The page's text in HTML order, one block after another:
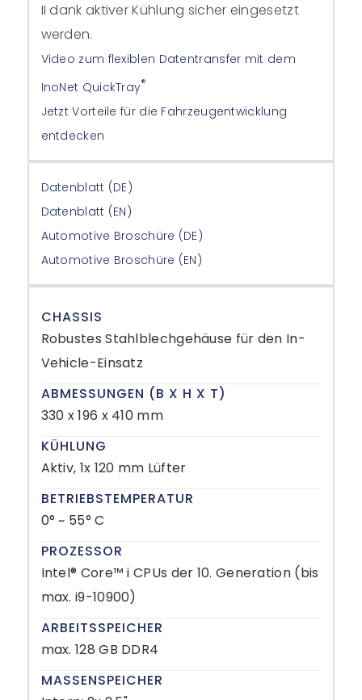
II dank aktiver Kühlung sicher eingesetzt
werden.
Video zum flexiblen Datentransfer mit dem
InoNet QuickTray®
Jetzt Vorteile für die Fahrzeugentwicklung
entdecken
Datenblatt (DE)
Datenblatt (EN)
Automotive Broschüre (DE)
Automotive Broschüre (EN)
CHASSIS
Robustes Stahlblechgehäuse für den In-
Vehicle-Einsatz
ABMESSUNGEN (B X H X T)
330 x 196 x 410 mm
KÜHLUNG
Aktiv, 1x 120 mm Lüfter
BETRIEBSTEMPERATUR
0° ~ 55° C
PROZESSOR
Intel® Core™ i CPUs der 10. Generation (bis
max. i9-10900)
ARBEITSSPEICHER
max. 128 GB DDR4
MASSENSPEICHER